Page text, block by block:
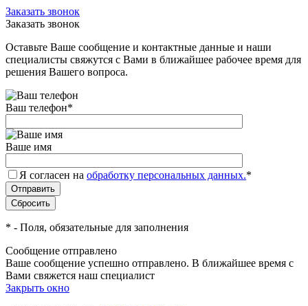
Заказать звонок
Заказать звонок
Оставьте Ваше сообщение и контактные данные и наши
специалисты свяжутся с Вами в ближайшее рабочее время для
решения Вашего вопроса.
Ваш телефон*
Ваше имя
Я согласен на обработку персональных данных.*
* - Поля, обязательные для заполнения
Сообщение отправлено
Ваше сообщение успешно отправлено. В ближайшее время с
Вами свяжется наш специалист
Закрыть окно